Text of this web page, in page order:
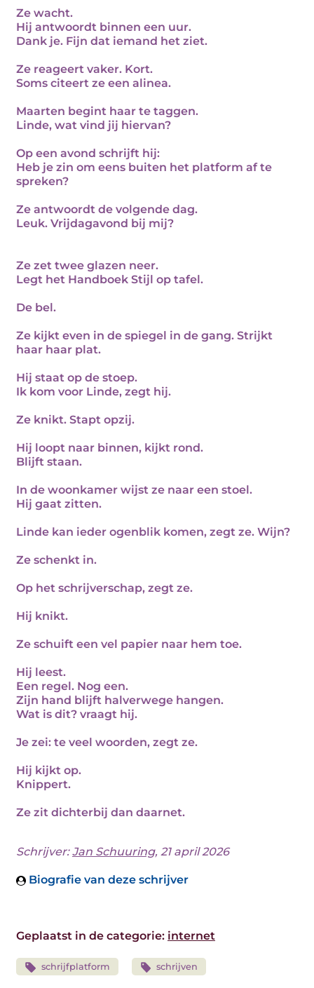
Ze wacht.
Hij antwoordt binnen een uur.
Dank je. Fijn dat iemand het ziet.
Ze reageert vaker. Kort.
Soms citeert ze een alinea.
Maarten begint haar te taggen.
Linde, wat vind jij hiervan?
Op een avond schrijft hij:
Heb je zin om eens buiten het platform af te
spreken?
Ze antwoordt de volgende dag.
Leuk. Vrijdagavond bij mij?
Ze zet twee glazen neer.
Legt het Handboek Stijl op tafel.
De bel.
Ze kijkt even in de spiegel in de gang. Strijkt
haar haar plat.
Hij staat op de stoep.
Ik kom voor Linde, zegt hij.
Ze knikt. Stapt opzij.
Hij loopt naar binnen, kijkt rond.
Blijft staan.
In de woonkamer wijst ze naar een stoel.
Hij gaat zitten.
Linde kan ieder ogenblik komen, zegt ze. Wijn?
Ze schenkt in.
Op het schrijverschap, zegt ze.
Hij knikt.
Ze schuift een vel papier naar hem toe.
Hij leest.
Een regel. Nog een.
Zijn hand blijft halverwege hangen.
Wat is dit? vraagt hij.
Je zei: te veel woorden, zegt ze.
Hij kijkt op.
Knippert.
Ze zit dichterbij dan daarnet.
Schrijver:Jan Schuuring, 21 april 2026
Biografie van deze schrijver
Geplaatst in de categorie: internet
schrijfplatform schrijven